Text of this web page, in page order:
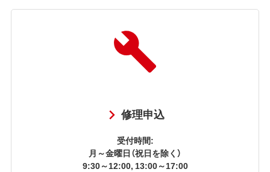
修理申込
受付時間:
月～金曜日（祝日を除く）
9:30～12:00, 13:00～17:00